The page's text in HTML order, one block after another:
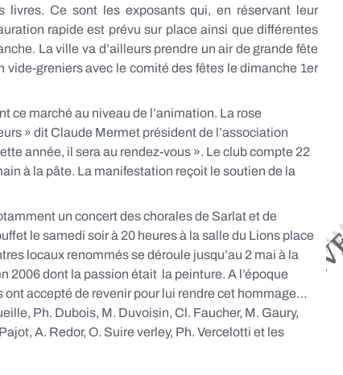
livres. Ce sont les exposants qui, en réservant leur
rapide est prévu sur place ainsi que différentes
La ville va d’ailleurs prendre un air de grande fête
vide-greniers avec le comité des fêtes le dimanche 1er
ce marché au niveau de l’animation. La rose
» dit Claude Mermet président de l’association
année, il sera au rendez-vous ». Le club compte 22
à la pâte. La manifestation reçoit le soutien de la
un concert des chorales de Sarlat et de
le samedi soir à 20 heures à la salle du Lions place
locaux renommés se déroule jusqu’au 2 mai à la
2006 dont la passion était la peinture. A l’époque
accepté de revenir pour lui rendre cet hommage…
Ph. Dubois, M. Duvoisin, Cl. Faucher, M. Gaury,
A. Redor, O. Suire verley, Ph. Vercelotti et les